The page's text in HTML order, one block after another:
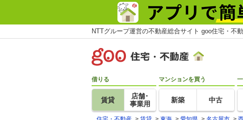
NTTグループ運営の不動産総合サイト goo住宅・不
借りる
賃貸
店舗･
事業用
マンションを買う
新築 中古